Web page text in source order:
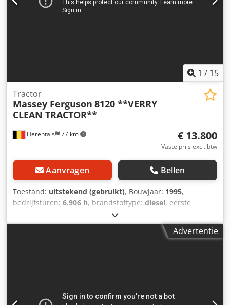
1 / 15
Herentals 77 km
Tractor
Massey Ferguson 8120 **VERRY
CLEAN TRACTOR**
€ 13.800
Vaste prijs excl. btw
Aanvragen Bellen
Toestand: uitstekend (gebruikt), Bouwjaar: 1995,
bedrijfsturen: 6.906 h, brandstoftype: diesel, eerste
rood
airconditioning, UITSTEKENDE STAAT FRANS
REGISTRATIEBEWIJS Crodpfx Ajzphhrol Rjf = Meer
informatie.
Advertentie